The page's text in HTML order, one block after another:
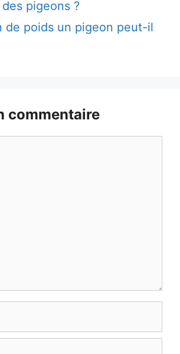
pigeons ?
de poids un pigeon peut-il
commentaire